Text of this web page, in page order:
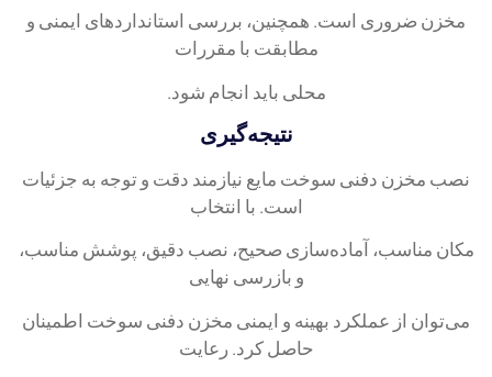
مخزن ضروری است. همچنین، بررسی استانداردهای ایمنی و
مطابقت با مقررات
محلی باید انجام شود.
نتیجه‌گیری
نصب مخزن دفنی سوخت مایع نیازمند دقت و توجه به جزئیات
است. با انتخاب
مکان مناسب، آماده‌سازی صحیح، نصب دقیق، پوشش مناسب،
و بازرسی نهایی
می‌توان از عملکرد بهینه و ایمنی مخزن دفنی سوخت اطمینان
حاصل کرد. رعایت